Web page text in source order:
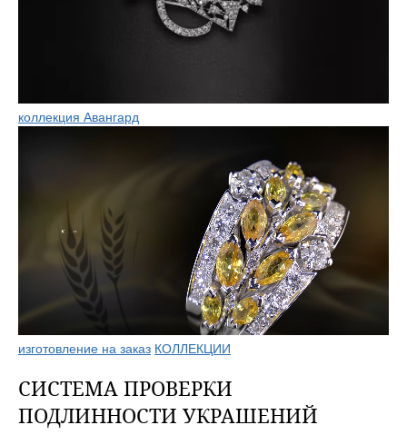
коллекция Авангард
изготовление на заказ КОЛЛЕКЦИИ
СИСТЕМА ПРОВЕРКИ
ПОДЛИННОСТИ УКРАШЕНИЙ